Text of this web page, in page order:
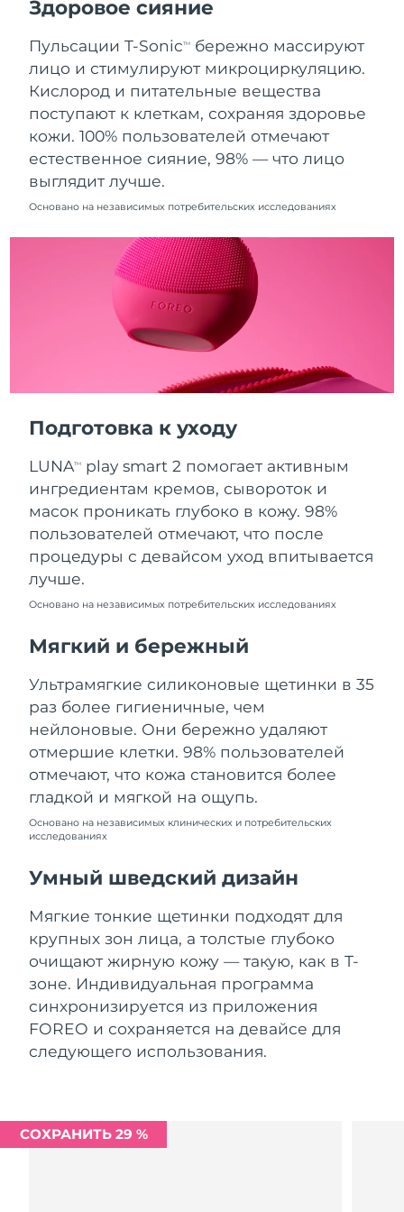
Здоровое сияние
Пульсации T-SonicTM
бережно массируют
лицо и стимулируют микроциркуляцию.
Кислород и питательные вещества
поступают к клеткам, сохраняя здоровье
кожи. 100% пользователей отмечают
естественное сияние, 98% — что лицо
выглядит лучше.
Основано на независимых потребительских исследованиях
Подготовка к уходу
LUNATM
play smart 2 помогает активным
ингредиентам кремов, сывороток и
масок проникать глубоко в кожу. 98%
пользователей отмечают, что после
процедуры с девайсом уход впитывается
лучше.
Основано на независимых потребительских исследованиях
Мягкий и бережный
Ультрамягкие силиконовые щетинки в 35
раз более гигиеничные, чем
нейлоновые. Они бережно удаляют
отмершие клетки. 98% пользователей
отмечают, что кожа становится более
гладкой и мягкой на ощупь.
Основано на независимых клинических и потребительских
исследованиях
Умный шведский дизайн
Мягкие тонкие щетинки подходят для
крупных зон лица, а толстые глубоко
очищают жирную кожу — такую, как в Т-
зоне. Индивидуальная программа
синхронизируется из приложения
FOREO и сохраняется на девайсе для
следующего использования.
СОХРАНИТЬ 29 %
Нидерланды
Ожидаемая дата доставки
09/08/2026
Новая Зеландия
Ожидаемая дата доставки
09/08/2026
Норвегия
Ожидаемая дата доставки
09/08/2026
Оман
Ожидаемая дата доставки
Филиппины
Ожидаемая дата доставки
Ожидаемая дата доставки
Ожидаемая дата доставки
09/08/2026
Пуэрто-Рико
Ожидаемая дата доставки
Катар
Ожидаемая дата доставки
10/08/2026
Реюньон
Ожидаемая дата доставки
Румыния
09/08/2026
Россия
Ожидаемая дата доставки
Саудовская Аравия
Ожидаемая дата доставки
Сингапур
Ожидаемая дата доставки
11/08/2026
Словакия
Ожидаемая дата доставки
Южно-Африканская
Ожидаемая дата доставки
17/08/2026
Республика Корея
Ожидаемая дата доставки
11/08/2026
Испания
Ожидаемая дата доставки
09/08/2026
Швейцария